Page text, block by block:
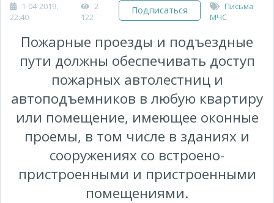
1-04-2019,
22:40
2
122
Подписаться
Письма
МЧС
Пожарные проезды и подъездные
пути должны обеспечивать доступ
пожарных автолестниц и
автоподъемников в любую квартиру
или помещение, имеющее оконные
проемы, в том числе в зданиях и
сооружениях со встроено-
пристроенными и пристроенными
помещениями.